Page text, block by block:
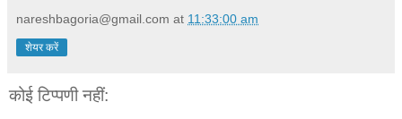
nareshbagoria@gmail.com at 11:33:00 am
शेयर करें
कोई टिप्पणी नहीं: